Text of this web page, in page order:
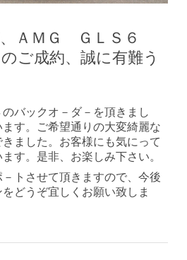
ＡＭＧ ＧＬＳ６
ご成約、誠に有難う
バックオ－ダ－を頂きまし
す。ご希望通りの大変綺麗な
ました。お客様にも気にって
す。是非、お楽しみ下さい。
トさせて頂きますので、今後
どうぞ宜しくお願い致しま